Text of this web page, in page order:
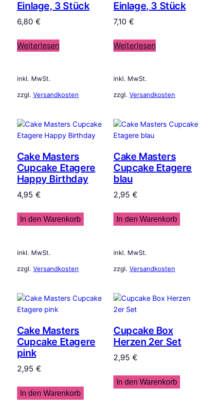
Einlage, 3 Stück
6,80 €
Weiterlesen
inkl. MwSt.
zzgl. Versandkosten
Einlage, 3 Stück
7,10€
Weiterlesen
inkl. MwSt.
zzgl.Versandkosten
Cake Masters
Cupcake Etagere
Happy Birthday
4,95 €
In den Warenkorb
inkl. MwSt.
zzgl. Versandkosten
Cake Masters
Cupcake Etagere
blau
2,95€
In den Warenkorb
inkl. MwSt.
zzgl.Versandkosten
Cake Masters
Cupcake Etagere
pink
2,95 €
In den Warenkorb
Cupcake Box
Herzen 2er Set
2,95€
In den Warenkorb